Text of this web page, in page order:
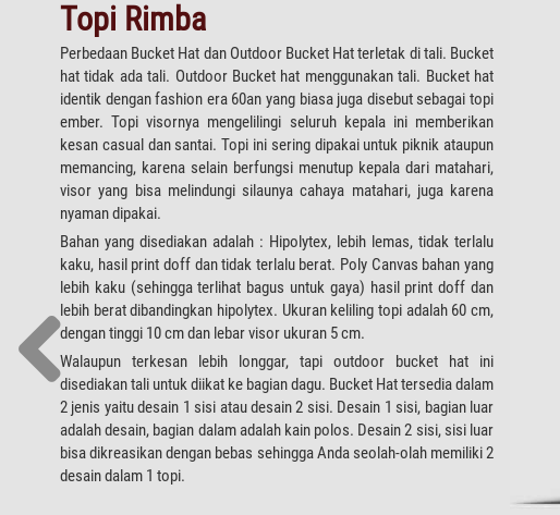
Topi Rimba
Perbedaan Bucket Hat dan Outdoor Bucket Hat terletak di tali. Bucket
hat tidak ada tali. Outdoor Bucket hat menggunakan tali. Bucket hat
identik dengan fashion era 60an yang biasa juga disebut sebagai topi
ember. Topi visornya mengelilingi seluruh kepala ini memberikan
kesan casual dan santai. Topi ini sering dipakai untuk piknik ataupun
memancing, karena selain berfungsi menutup kepala dari matahari,
visor yang bisa melindungi silaunya cahaya matahari, juga karena
nyaman dipakai.
Bahan yang disediakan adalah : Hipolytex, lebih lemas, tidak terlalu
kaku, hasil print doff dan tidak terlalu berat. Poly Canvas bahan yang
lebih kaku (sehingga terlihat bagus untuk gaya) hasil print doff dan
lebih berat dibandingkan hipolytex. Ukuran keliling topi adalah 60 cm,
dengan tinggi 10 cm dan lebar visor ukuran 5 cm.
Walaupun terkesan lebih longgar, tapi outdoor bucket hat ini
disediakan tali untuk diikat ke bagian dagu. Bucket Hat tersedia dalam
2 jenis yaitu desain 1 sisi atau desain 2 sisi. Desain 1 sisi, bagian luar
adalah desain, bagian dalam adalah kain polos. Desain 2 sisi, sisi luar
bisa dikreasikan dengan bebas sehingga Anda seolah-olah memiliki 2
desain dalam 1 topi.